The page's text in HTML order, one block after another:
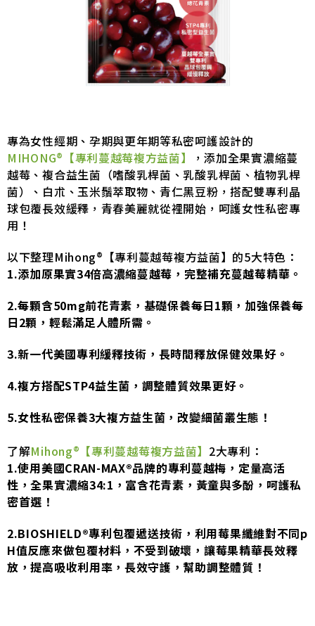
專為女性經期、孕期與更年期等私密呵護設計的
MIHONG®【專利蔓越莓複方益菌】
，添加全果實濃縮蔓
越莓、複合益生菌（嗜酸乳桿菌、乳酸乳桿菌、植物乳桿
菌）、白朮、玉米鬚萃取物、青仁黑豆粉，搭配雙專利晶
球包覆長效緩釋，青春美麗就從裡開始，呵護女性私密專
用！
以下整理Mihong®【專利蔓越莓複方益菌】的5大特色：
1.添加原果實34倍高濃縮蔓越莓，完整補充蔓越莓精華。
2.每顆含50mg前花青素，基礎保養每日1顆，加強保養每
日2顆，輕鬆滿足人體所需。
3.新一代美國專利緩釋技術，長時間釋放保健效果好。
4.複方搭配STP4益生菌，調整體質效果更好。
5.女性私密保養3大複方益生菌，改變細菌叢生態！
了解Mihong®【專利蔓越莓複方益菌】 2大專利：
1.使用美國CRAN-MAX®品牌的專利蔓越梅，定量高活
性，全果實濃縮34:1，富含花青素，黃童與多酚，呵護私
密首選！
2.BIOSHIELD®專利包覆遞送技術，利用莓果纖維對不同p
H值反應來做包覆材料，不受到破壞，讓莓果精華長效釋
放，提高吸收利用率，長效守護，幫助調整體質！